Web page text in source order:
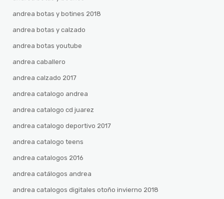
andrea botas y botines 2018
andrea botas y calzado
andrea botas youtube
andrea caballero
andrea calzado 2017
andrea catalogo andrea
andrea catalogo cd juarez
andrea catalogo deportivo 2017
andrea catalogo teens
andrea catalogos 2016
andrea catálogos andrea
andrea catalogos digitales otoño invierno 2018